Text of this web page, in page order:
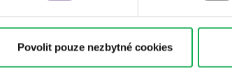
Povolit pouze nezbytné cookies